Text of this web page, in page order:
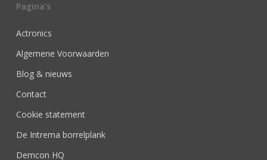
Pagina’s
Actronics
Algemene Voorwaarden
Blog & nieuws
Contact
Cookie statement
De Intrema borrelplank
Demcon HQ